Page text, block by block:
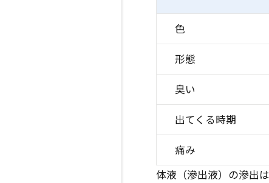
色
形態
臭い
出てくる時期
痛み
体液（滲出液）の滲出